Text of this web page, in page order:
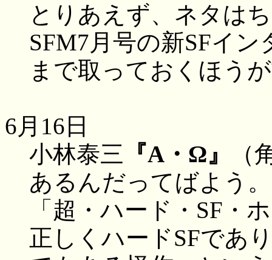
とりあえず、ネタは
SFM7月号の新SFイ
まで取っておくほう
6月16日
小林泰三 『Α・Ω』
（
あるんだってばよう。
「超・ハード・SF・
正しくハードSFであ